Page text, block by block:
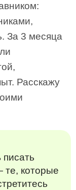
За 3 месяца
Расскажу
которые